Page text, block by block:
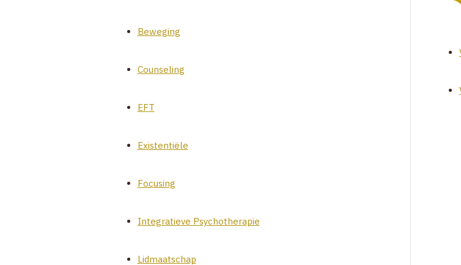
Beweging
Counseling
EFT
Existentiële
Focusing
Integratieve Psychotherapie
Lidmaatschap